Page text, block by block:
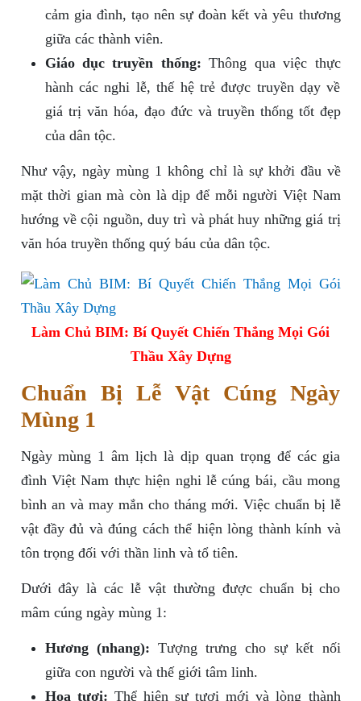
cảm gia đình, tạo nên sự đoàn kết và yêu thương
giữa các thành viên.
Giáo dục truyền thống: Thông qua việc thực
hành các nghi lễ, thế hệ trẻ được truyền dạy về
giá trị văn hóa, đạo đức và truyền thống tốt đẹp
của dân tộc.
Như vậy, ngày mùng 1 không chỉ là sự khởi đầu về
mặt thời gian mà còn là dịp để mỗi người Việt Nam
hướng về cội nguồn, duy trì và phát huy những giá trị
văn hóa truyền thống quý báu của dân tộc.
Làm Chủ BIM: Bí Quyết Chiến Thắng Mọi Gói
Thầu Xây Dựng
Chuẩn Bị Lễ Vật Cúng Ngày
Mùng 1
Ngày mùng 1 âm lịch là dịp quan trọng để các gia
đình Việt Nam thực hiện nghi lễ cúng bái, cầu mong
bình an và may mắn cho tháng mới. Việc chuẩn bị lễ
vật đầy đủ và đúng cách thể hiện lòng thành kính và
tôn trọng đối với thần linh và tổ tiên.
Dưới đây là các lễ vật thường được chuẩn bị cho
mâm cúng ngày mùng 1:
Hương (nhang): Tượng trưng cho sự kết nối
giữa con người và thế giới tâm linh.
Hoa tươi: Thể hiện sự tươi mới và lòng thành